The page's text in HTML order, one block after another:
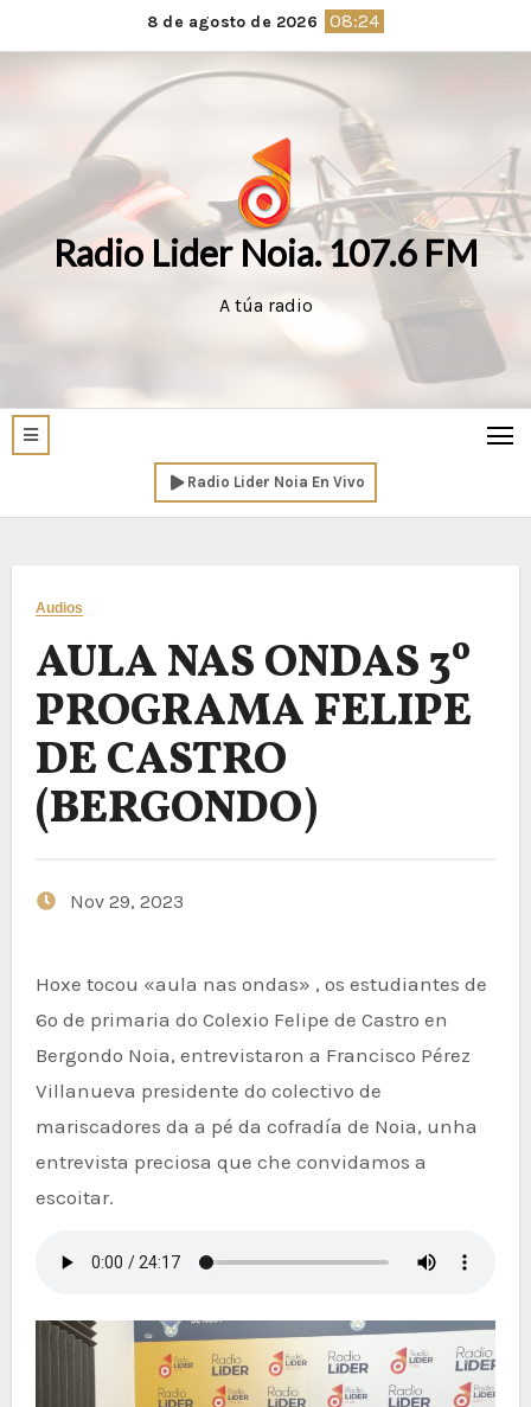
al
8 de agosto de 2026 08:24
Radio Lider Noia. 107.6 FM
A túa radio
Radio Lider Noia En Vivo
Audios
AULA NAS ONDAS 3º
PROGRAMA FELIPE
DE CASTRO
(BERGONDO)
Nov 29, 2023
Hoxe tocou «aula nas ondas» , os estudiantes de
6º de primaria do Colexio Felipe de Castro en
Bergondo Noia, entrevistaron a Francisco Pérez
Villanueva presidente do colectivo de
mariscadores da a pé da cofradía de Noia, unha
entrevista preciosa que che convidamos a
escoitar.